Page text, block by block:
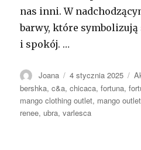
nas inni. W
barwy, które
i spokój. …
Autor
Joana Opublikowano
4 stycznia 2025
bershka,c&a,chicaca,fortuna,
mango clothing outlet, mango outlet
renee, ubra,varlesca